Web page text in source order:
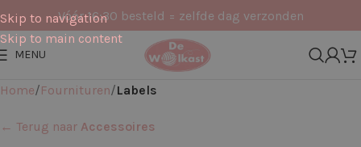
Skip to navigation
Skip to main content
Vóór 16:30 besteld = zelfde dag verzonden
MENU
Home Fournituren Labels
← Terug naar Accessoires